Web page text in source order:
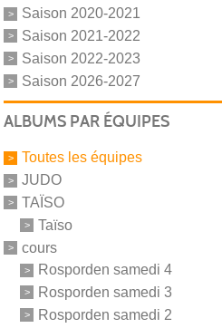
Saison 2020-2021
Saison 2021-2022
Saison 2022-2023
Saison 2026-2027
ALBUMS PAR ÉQUIPES
Toutes les équipes
JUDO
TAÏSO
Taïso
cours
Rosporden samedi 4
Rosporden samedi 3
Rosporden samedi 2